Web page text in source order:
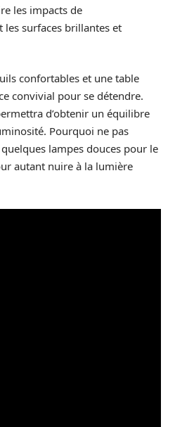
les impacts de
les surfaces brillantes et
confortables et une table
convivial pour se détendre.
d’obtenir un équilibre
Pourquoi ne pas
lampes douces pour le
autant nuire à la lumière